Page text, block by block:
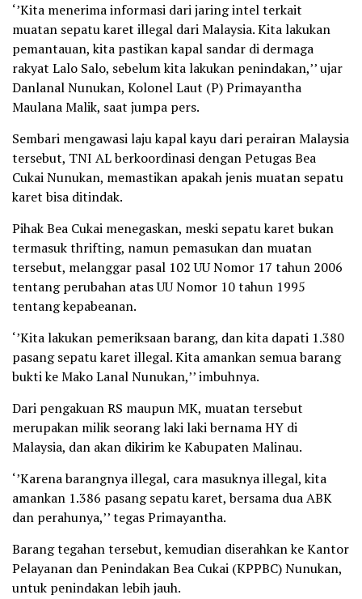
‘’Kita menerima informasi dari jaring intel terkait
muatan sepatu karet illegal dari Malaysia. Kita lakukan
pemantauan, kita pastikan kapal sandar di dermaga
rakyat Lalo Salo, sebelum kita lakukan penindakan,’’ ujar
Danlanal Nunukan, Kolonel Laut (P) Primayantha
Maulana Malik, saat jumpa pers.
Sembari mengawasi laju kapal kayu dari perairan Malaysia
tersebut, TNI AL berkoordinasi dengan Petugas Bea
Cukai Nunukan, memastikan apakah jenis muatan sepatu
karet bisa ditindak.
Pihak Bea Cukai menegaskan, meski sepatu karet bukan
termasuk thrifting, namun pemasukan dan muatan
tersebut, melanggar pasal 102 UU Nomor 17 tahun 2006
tentang perubahan atas UU Nomor 10 tahun 1995
tentang kepabeanan.
‘’Kita lakukan pemeriksaan barang, dan kita dapati 1.380
pasang sepatu karet illegal. Kita amankan semua barang
bukti ke Mako Lanal Nunukan,’’ imbuhnya.
Dari pengakuan RS maupun MK, muatan tersebut
merupakan milik seorang laki laki bernama HY di
Malaysia, dan akan dikirim ke Kabupaten Malinau.
‘’Karena barangnya illegal, cara masuknya illegal, kita
amankan 1.386 pasang sepatu karet, bersama dua ABK
dan perahunya,’’ tegas Primayantha.
Barang tegahan tersebut, kemudian diserahkan ke Kantor
Pelayanan dan Penindakan Bea Cukai (KPPBC) Nunukan,
untuk penindakan lebih jauh.